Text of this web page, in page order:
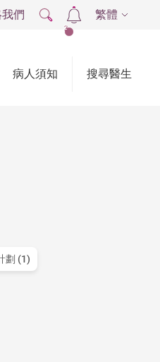
病人須知 搜尋醫生
們
2
繁體
劃 (1)